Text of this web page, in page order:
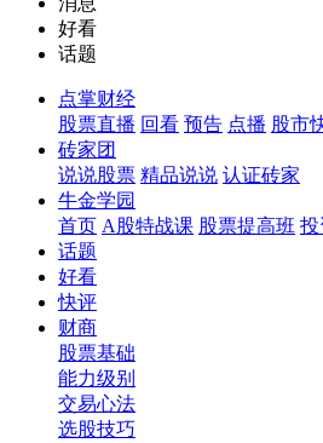
好看
话题
点掌财经
股票直播 回看 预告 点播 股市
砖家团
说说股票 精品说说 认证砖家
牛金学园
首页 A股特战课 股票提高班 投
话题
好看
快评
财商
股票基础
能力级别
交易心法
选股技巧